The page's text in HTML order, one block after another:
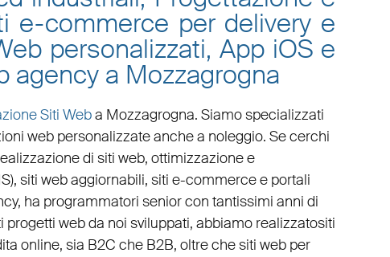
e-commerce per delivery e
personalizzati, App iOS e
agency a Mozzagrogna
Siti Weba Mozzagrogna. Siamo specializzati
web personalizzateanche a noleggio. Se cerchi
di siti web, ottimizzazionee
), siti web aggiornabili, siti e-commercee portali
, ha programmatori senior con tantissimi anni di
web da noi sviluppati, abbiamo realizzatositi
online, sia B2C che B2B, oltre chesiti web per